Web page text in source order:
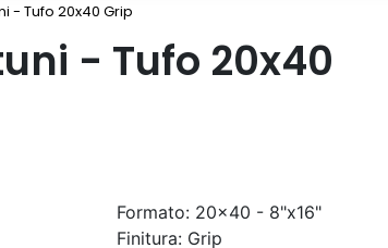
- Tufo 20x40 Grip
- Tufo 20x40
Formato: 20x40 - 8"x16"
Finitura: Grip